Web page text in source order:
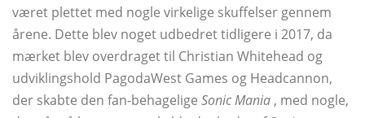
været plettet med nogle virkelige skuffelser gennem
årene. Dette blev noget udbedret tidligere i 2017, da
mærket blev overdraget til Christian Whitehead og
udviklingshold PagodaWest Games og Headcannon,
der skabte den fan-behagelige Sonic Mania , med nogle,